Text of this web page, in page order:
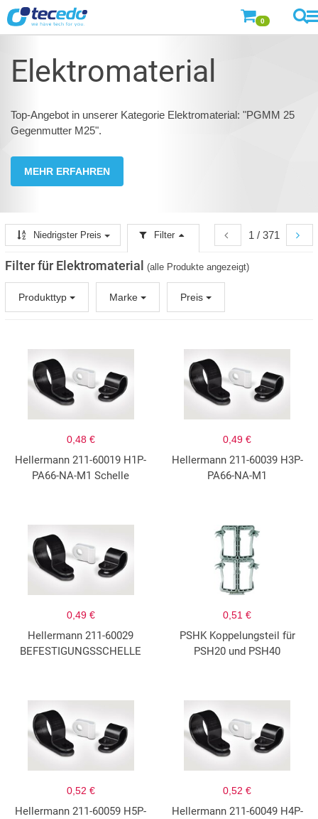
0
Elektromaterial
Top-Angebot in unserer Kategorie Elektromaterial: "PGMM 25
Gegenmutter M25".
MEHR ERFAHREN
1 / 371
Niedrigster Preis Filter
Filter für Elektromaterial (alle Produkte angezeigt)
Produkttyp Marke Preis
0,48 €
Hellermann 211-60019 H1P-
PA66-NA-M1 Schelle
0,49 €
Hellermann 211-60039 H3P-
PA66-NA-M1
0,49 €
Hellermann 211-60029
BEFESTIGUNGSSCHELLE
0,51 €
PSHK Koppelungsteil für
PSH20 und PSH40
0,52 €
Hellermann 211-60059 H5P-
0,52 €
Hellermann 211-60049 H4P-